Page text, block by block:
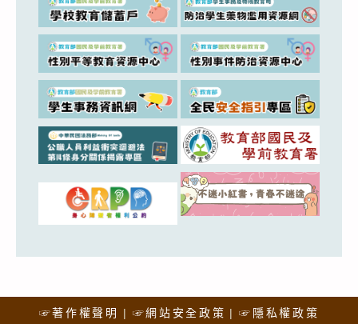
☞著作權聲明 ☞網站安全政策 ☞隱私權政策